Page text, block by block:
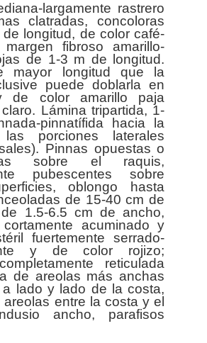
largamente rastrero
clatradas, concoloras
longitud, de color café-
fibroso amarillo-
de 1-3 m de longitud.
mayor longitud que la
puede doblarla en
de color amarillo paja
Lámina tripartida, 1-
pinnatífida hacia la
porciones laterales
Pinnas opuestas o
sobre el raquis,
pubescentes sobre
oblongo hasta
de 15-40 cm de
1.5-6.5 cm de ancho,
acuminado y
fuertemente serrado-
y de color rojizo;
reticulada
de areolas más anchas
lado y lado de la costa,
entre la costa y el
ancho, parafisos